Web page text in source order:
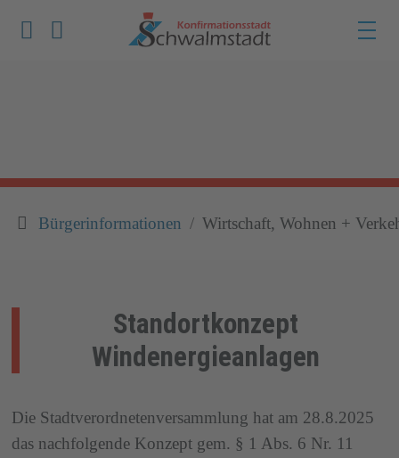
Werkzeuge zur Barrierefreiheit öffnen
Suche
Bürgerinformationen Wirtschaft, Wohnen +
Standortkonzept
Windenergieanlagen
Die Stadtverordnetenversammlung hat am 28.8.2025
das nachfolgende Konzept gem. § 1 Abs. 6 Nr. 11